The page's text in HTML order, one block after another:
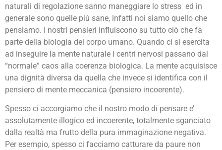
naturali di regolazione sanno maneggiare lo stress ed in
generale sono quelle più sane, infatti noi siamo quello che
pensiamo. I nostri pensieri influiscono su tutto ciò che fa
parte della biologia del corpo umano. Quando ci si esercita
ad inseguire la mente naturale i centri nervosi passano dal
“normale” caos alla coerenza biologica. La mente acquisisce
una dignità diversa da quella che invece si identifica con il
pensiero di mente meccanica (pensiero incoerente).
Spesso ci accorgiamo che il nostro modo di pensare e’
assolutamente illogico ed incoerente, totalmente sganciato
dalla realtà ma frutto della pura immaginazione negativa.
Per esempio, spesso ci facciamo catturare da paure non